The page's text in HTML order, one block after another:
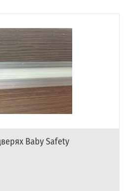
Baby Safety